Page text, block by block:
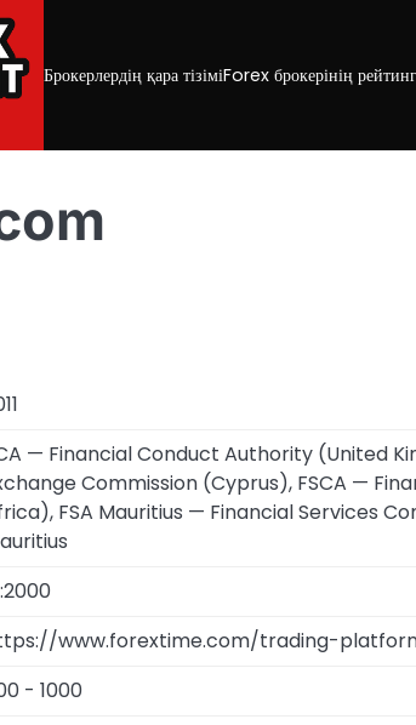
Брокерлердің қара тізіміForex брокерінің
— Financial Conduct Authority (United
Commission (Cyprus), FSCA —
FSA Mauritius — Financial Services
www.forextime.com/trading-
- 1000